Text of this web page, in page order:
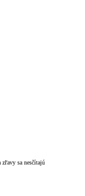
zľavy sa nesčítajú